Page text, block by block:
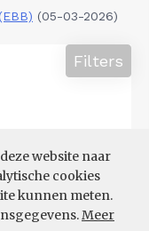
website naar
cookies
kunnen meten.
Meer
(05-03-2026)
Filters